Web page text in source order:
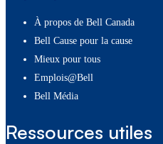
À propos de Bell Canada
Bell Cause pour la cause
Mieux pour tous
Emplois@Bell
Bell Média
Ressources utiles